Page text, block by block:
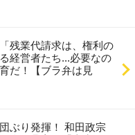
残業代請求は、権利の
経営者たち...必要なの
だ！【ブラ弁は見
ぶり発揮！ 和田政宗